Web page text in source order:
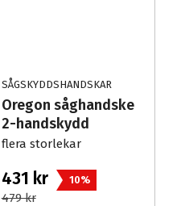
SÅGSKYDDSHANDSKAR
Oregon såghandske
2-handskydd
flera storlekar
431 kr 10%
479 kr